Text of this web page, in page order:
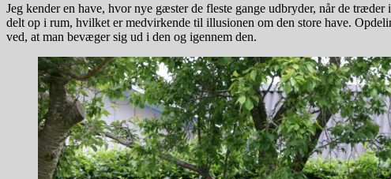
Jeg kender en have, hvor nye gæster de fleste gange udbryder, når de
delt op i rum, hvilket er medvirkende til illusionen om den store have.
ved, at man bevæger sig ud i den og igennem den.